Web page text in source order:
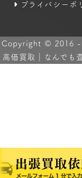
プライバシーポ
Copyright © 2016 -
高価買取｜なんでも